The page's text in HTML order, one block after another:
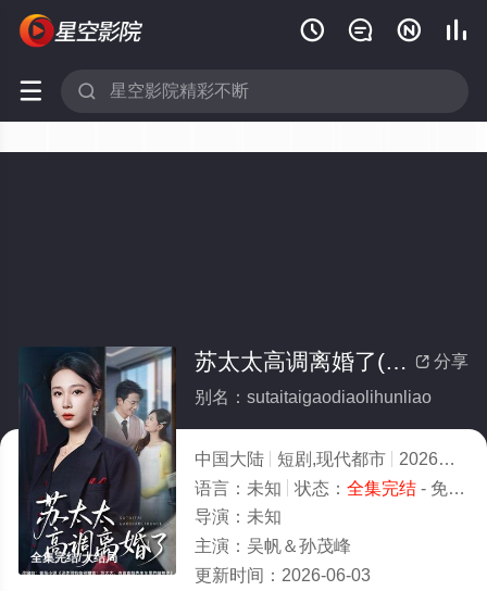
   
 
全集完结/大结局
 分享
苏太太高调离婚了(全集)
别名：sutaitaigaodiaolihunliao
中国大陆 短剧,现代都市 2026
6.0
语言： 未知 状态： 全集完结- 免费在线观看
导演： 未知
主演： 吴帆＆孙茂峰
更新时间： 2026-06-03